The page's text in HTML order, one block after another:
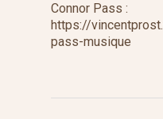
Connor Pass :
https://
pass-musique